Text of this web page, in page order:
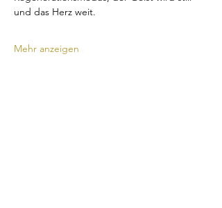
und das Herz weit.
Mehr anzeigen